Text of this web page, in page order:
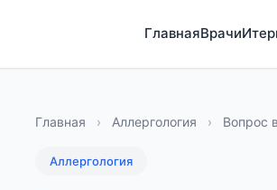
ГлавнаяВрачи
Главная › Аллергология › Вопрос
Аллергология